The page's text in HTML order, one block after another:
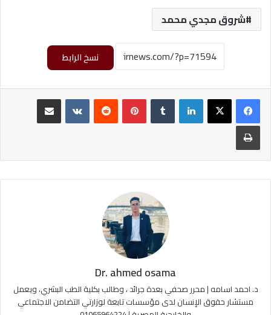
شروق مجدي محمد
نسخ الرابط
لينكدإن بينتيريست
طباعة
Dr. ahmed osama
د. احمد اسامه | محرر صحفي بعدة جرائد ، وطالب بكلية الطب البشري، ويعمل
مستشار حقوق الإنسان لدى مؤسسات تابعة لوزارتي التضامن الاجتماعي